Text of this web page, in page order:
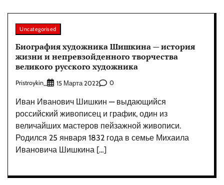
Uncategorised
Биография художника Шишкина — история
жизни и непревзойденного творчества
великого русского художника
Pristroykin_ 15 Марта 2022 0
Иван Иванович Шишкин — выдающийся
российский живописец и график, один из
величайших мастеров пейзажной живописи.
Родился 25 января 1832 года в семье Михаила
Ивановича Шишкина […]